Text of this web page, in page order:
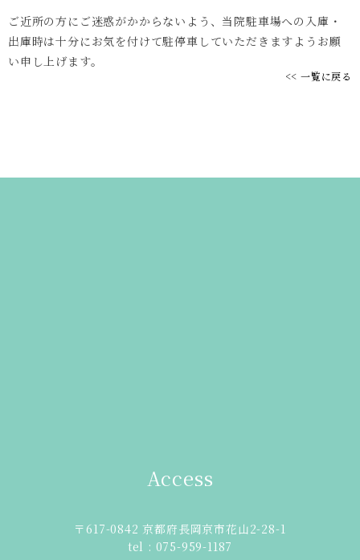
ご近所の方にご迷惑がかからないよう、当院駐車場への入庫・
出庫時は十分にお気を付けて駐停車していただきますようお願
い申し上げます。
<< 一覧に戻る
Access
〒617-0842 京都府長岡京市花山2-28-1
tel : 075-959-1187